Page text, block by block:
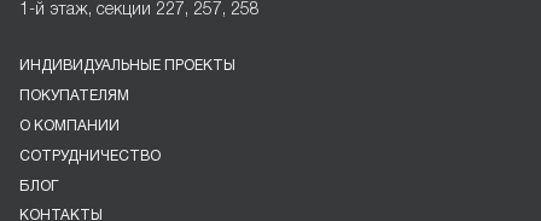
1-й этаж, секции 227, 257, 258
ИНДИВИДУАЛЬНЫЕ ПРОЕКТЫ
ПОКУПАТЕЛЯМ
О КОМПАНИИ
СОТРУДНИЧЕСТВО
БЛОГ
КОНТАКТЫ